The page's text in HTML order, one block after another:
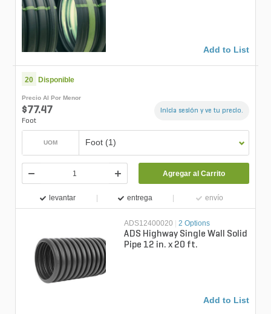
Add to List
20 Disponible
Precio Al Por Menor
$77.47
Foot
Inicia sesión y ve tu precio.
UOM Foot (1)
Agregar al Carrito
levantar entrega envío
ADS12400020 | 2 Options
ADS Highway Single Wall Solid
Pipe 12 in. x 20 ft.
Add to List